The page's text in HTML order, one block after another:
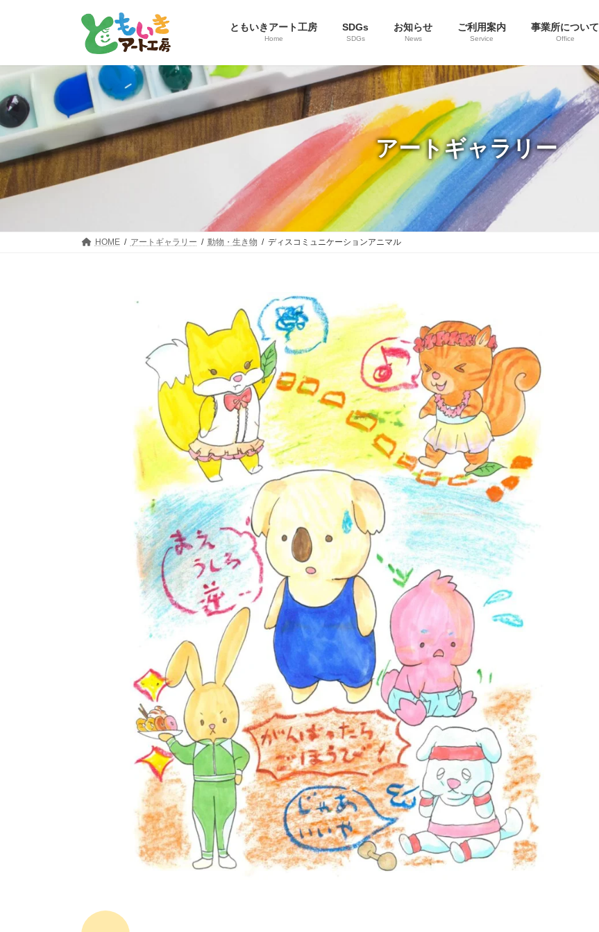
ツ
へ
ス
キ
ッ
プ
シ
ョ
ン
に
移
動
ともいきアート工房
Home
SDGs
SDGs
お知らせ
News
ご利用案内
Service
事業所について
Office
アートギャラリー
HOME アートギャラリー 動物・生き物 ディスコミュニケーションアニマル